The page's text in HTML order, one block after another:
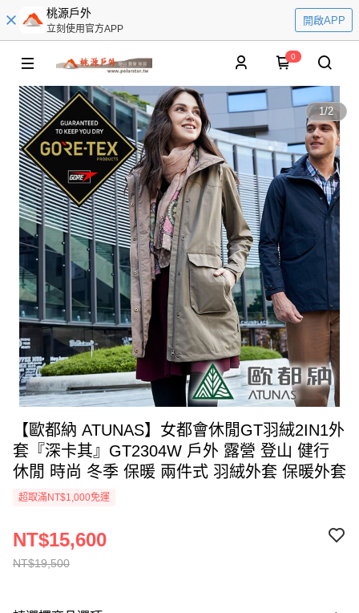
桃源戶外
立刻使用官方APP
開啟APP
0
1/2
【歐都納 ATUNAS】女都會休閒GT羽絨2IN1外
套『深卡其』GT2304W 戶外 露營 登山 健行
休閒 時尚 冬季 保暖 兩件式 羽絨外套 保暖外套
超取滿NT$1,000免運
NT$19,500
NT$15,600